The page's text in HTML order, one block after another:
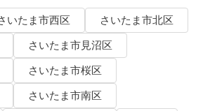
いたま市西区
さいたま市北区
さいたま市見沼区
さいたま市桜区
さいたま市南区